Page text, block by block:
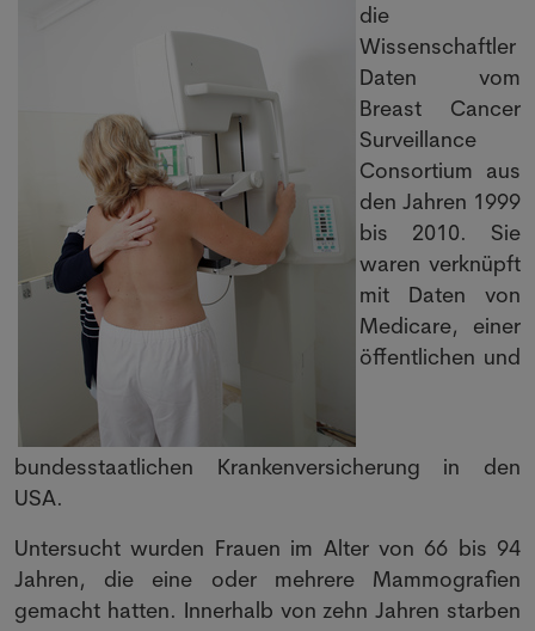
die
Wissenschaftler
Daten vom
Breast Cancer
Surveillance
Consortium aus
den Jahren 1999
bis 2010. Sie
waren verknüpft
mit Daten von
Medicare, einer
öffentlichen und
bundesstaatlichen Krankenversicherung in den
USA.
Untersucht wurden Frauen im Alter von 66 bis 94
Jahren, die eine oder mehrere Mammografien
gemacht hatten. Innerhalb von zehn Jahren starben